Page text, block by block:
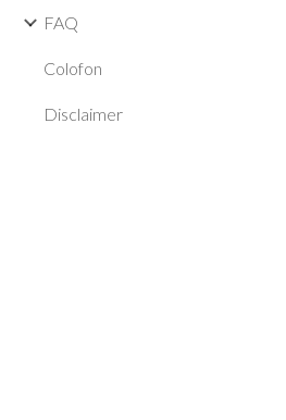
FAQ
Colofon
Disclaimer